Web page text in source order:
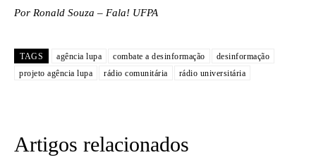
Por Ronald Souza – Fala! UFPA
TAGS agência lupa combate a desinformação
desinformação
projeto agência lupa
rádio comunitária rádio universitária
Artigos relacionados